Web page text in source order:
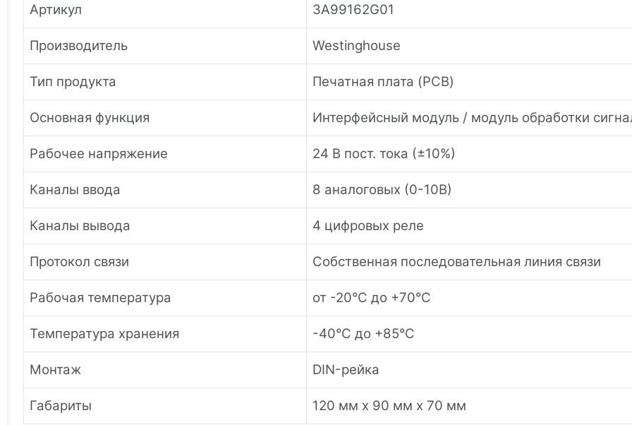
Артикул 3A99162G01
Производитель Westinghouse
Тип продукта Печатная плата (PCB)
Основная функция Интерфейсный модуль / модуль обработки
Рабочее напряжение 24 В пост. тока (±10%)
Каналы ввода 8 аналоговых (0-10В)
Каналы вывода 4 цифровых реле
Протокол связи Собственная последовательная линия связи
Рабочая температура от -20°C до +70°C
Температура хранения -40°C до +85°C
Монтаж DIN-рейка
Габариты 120 мм x 90 мм x 70 мм